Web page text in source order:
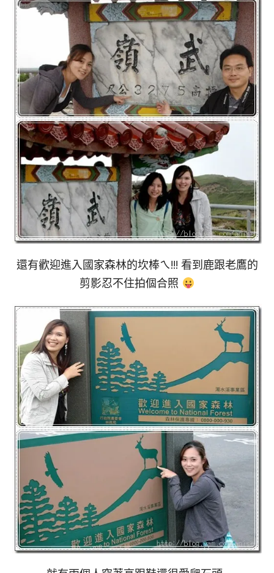
還有歡迎進入國家森林的坎棒ㄟ!!! 看到鹿跟老鷹的
剪影忍不住拍個合照